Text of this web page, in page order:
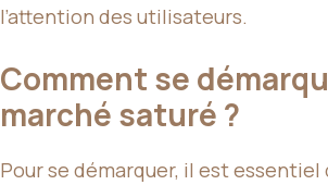
l’attention des utilisateurs.
Comment se
marché saturé ?
Pour se démarquer, il est essentiel